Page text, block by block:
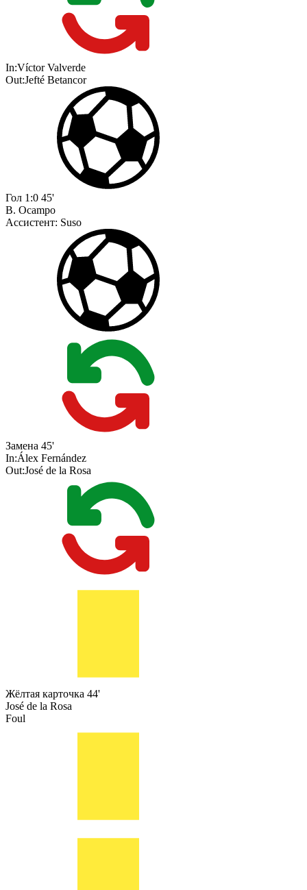
In:Víctor Valverde
Out:Jefté Betancor
Гол 1:0 45'
B. Ocampo
Ассистент: Suso
Замена 45'
In:Álex Fernández
Out:José de la Rosa
Жёлтая карточка 44'
José de la Rosa
Foul